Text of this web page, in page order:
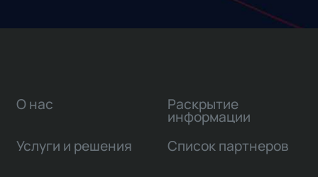
О нас
Услуги и решения
Раскрытие
информации
Список партнеров